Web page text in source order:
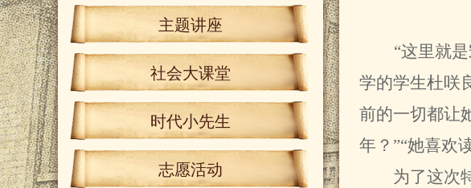
主题讲座
社会大课堂
时代小先生
志愿活动
“这里就
学的学生杜咲
前的一切都让
年？”“她喜欢
为了这次特